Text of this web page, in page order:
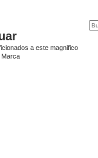
a este magnifico
Marca